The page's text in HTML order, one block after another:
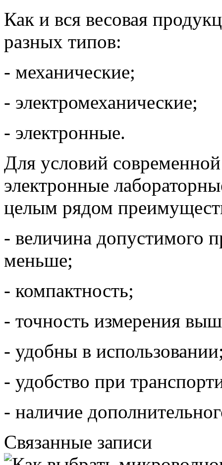
Как и вся весовая
разных типов:
- механические;
- электромеханические;
- электронные.
Для условий
электронные
целым рядом
- величина допустимого
меньше;
- компактность;
- точность измерения
- удобны в
- удобство при
- наличие
Связанные записи